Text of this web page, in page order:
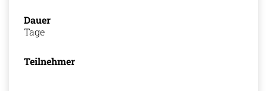
Dauer
Tage
Teilnehmer